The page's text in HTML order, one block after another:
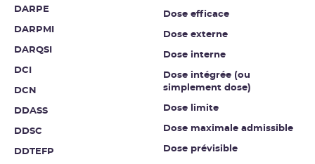
DARPE
DARPMI
DARQSI
DCI
DCN
DDASS
DDSC
DDTEFP
Dose efficace
Dose externe
Dose interne
Dose intégrée (ou
simplement dose)
Dose limite
Dose maximale admissible
Dose prévisible